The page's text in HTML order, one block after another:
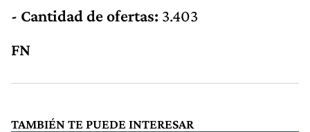
- Cantidad de ofertas: 3.403
FN
TAMBIÉN TE PUEDE INTERESAR